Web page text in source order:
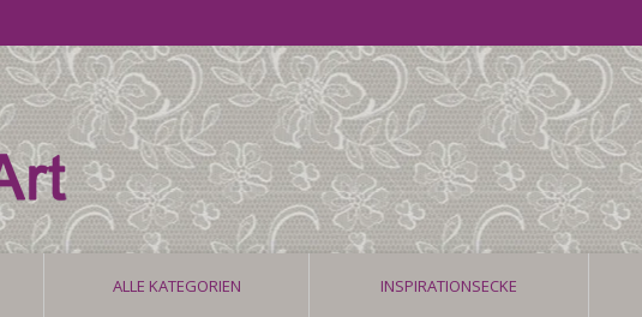
ALLE KATEGORIEN INSPIRATIONSECKE